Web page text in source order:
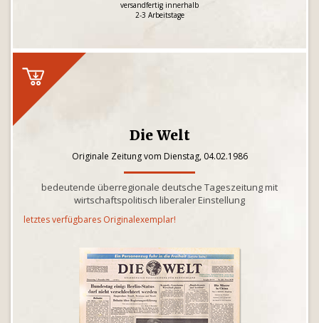
versandfertig innerhalb
2-3 Arbeitstage
Die Welt
Originale Zeitung vom Dienstag, 04.02.1986
bedeutende überregionale deutsche Tageszeitung mit
wirtschaftspolitisch liberaler Einstellung
letztes verfügbares Originalexemplar!